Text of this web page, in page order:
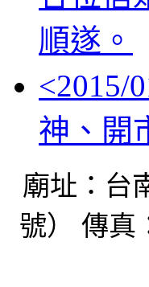
順遂。
<2015/
神、開
廟址：台
號） 傳真